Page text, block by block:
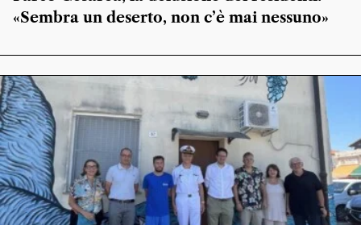
«Sembra un deserto, non c’è mai nessuno»